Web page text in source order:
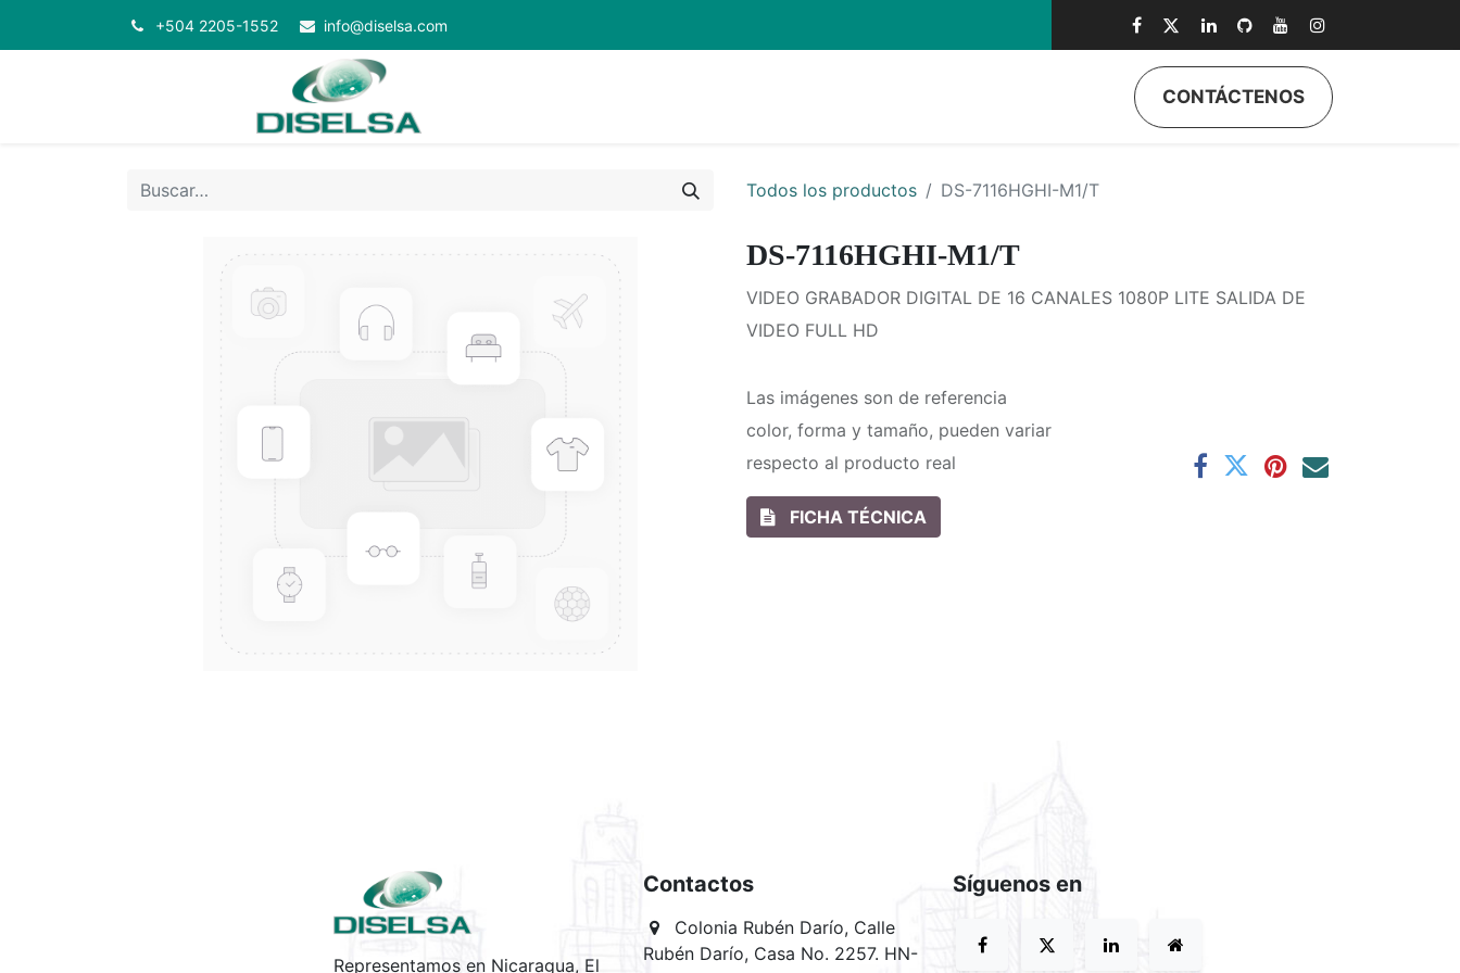
+504 2205-1552 info@diselsa.com
Quiénes Somos Eventos Soporte
CONTÁCTENOS
Todos los productos DS-7116HGHI-M1/T
DS-7116HGHI-M1/T
VIDEO GRABADOR DIGITAL DE 16 CANALES 1080P LITE SALIDA DE
VIDEO FULL HD
Las imágenes son de referencia
color, forma y tamaño, pueden variar
respecto al producto real
FICHA TÉCNICA
Representamos en Nicaragua, El
Contactos
Colonia Rubén Darío, Calle
Rubén Darío, Casa No. 2257. HN-
Síguenos en